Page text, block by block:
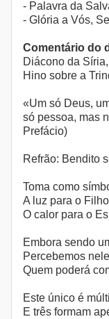
- Palavra da
- Glória a Vós,
Comentário do
Diácono da
Hino sobre a
«Um só Deus,
só pessoa, mas
Prefácio)
Refrão: Bendito
Toma como
A luz para o
O calor para o
Embora sendo
Percebemos
Quem poderá
Este único é
E três formam